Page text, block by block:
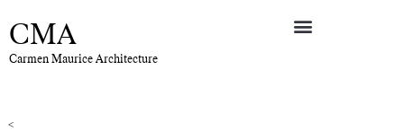
CMA
Carmen Maurice Architecture
<